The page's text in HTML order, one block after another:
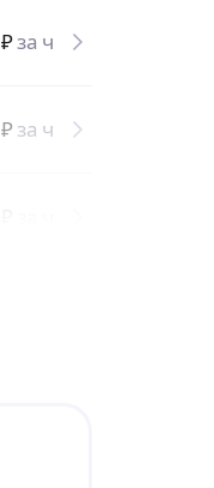
₽за ч
₽ за ч